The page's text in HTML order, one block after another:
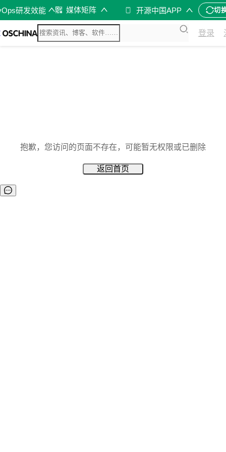
研发效能 媒体矩阵 开源中国APP 切
登录
抱歉，您访问的页面不存在，可能暂无权限或已删除
返回首页